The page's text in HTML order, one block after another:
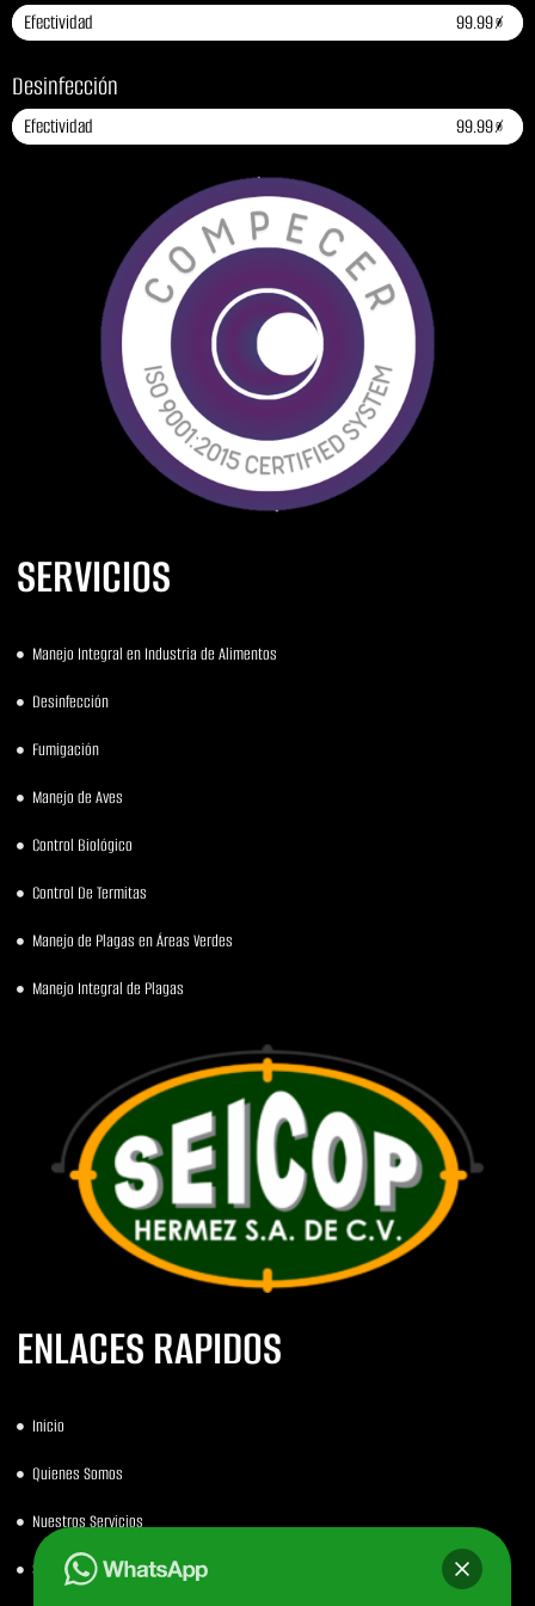
Efectividad 99.99%
Desinfección
Efectividad 99.99%
SERVICIOS
Manejo Integral en Industria de Alimentos
Desinfección
Fumigación
Manejo de Aves
Control Biológico
Control De Termitas
Manejo de Plagas en Áreas Verdes
Manejo Integral de Plagas
ENLACES RAPIDOS
Inicio
Quienes Somos
Nuestros Servicios
Servicios por Sectores